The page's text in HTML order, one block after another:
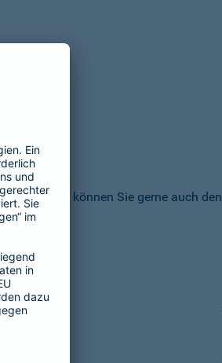
AG können Sie gerne auch den